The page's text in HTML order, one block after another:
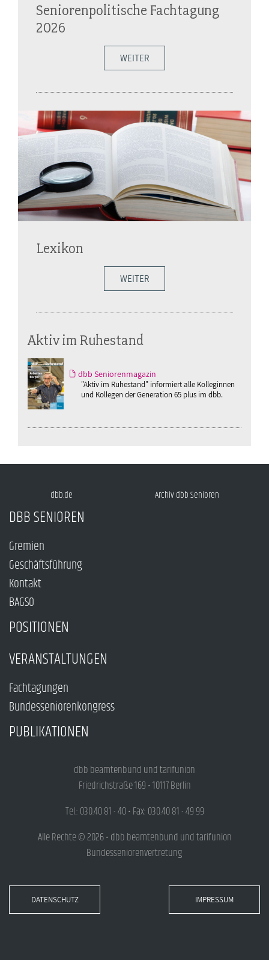
Seniorenpolitische Fachtagung
2026
WEITER
Lexikon
WEITER
Aktiv im Ruhestand
dbb Seniorenmagazin
"Aktiv im Ruhestand" informiert alle Kolleginnen
und Kollegen der Generation 65 plus im dbb.
dbb.de Archiv dbb Senioren
DBB SENIOREN
Gremien
Geschäftsführung
Kontakt
BAGSO
POSITIONEN
VERANSTALTUNGEN
Fachtagungen
Bundesseniorenkongress
PUBLIKATIONEN
dbb beamtenbund und tarifunion
Friedrichstraße 169 • 10117 Berlin
Tel.: 030.40 81 - 40 • Fax: 030.40 81 - 49 99
Alle Rechte © 2026 • dbb beamtenbund und tarifunion
Bundesseniorenvertretung
DATENSCHUTZ IMPRESSUM